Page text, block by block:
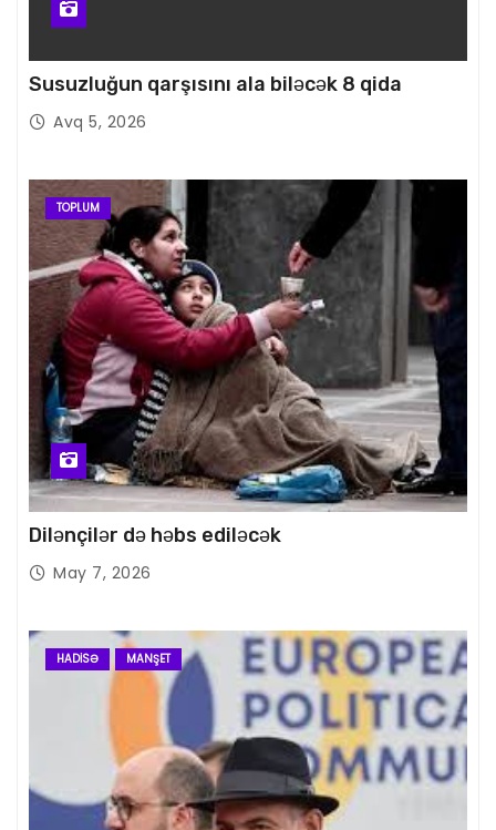
Susuzluğun qarşısını ala biləcək 8 qida
Avq 5, 2026
TOPLUM
Dilənçilər də həbs ediləcək
May 7, 2026
HADISƏ MANŞET